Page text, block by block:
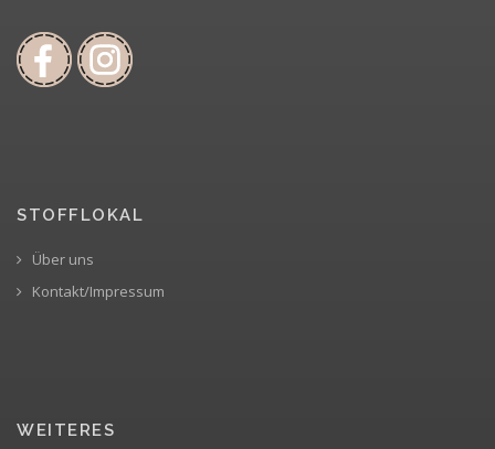
STOFFLOKAL
Über uns
Kontakt/Impressum
WEITERES